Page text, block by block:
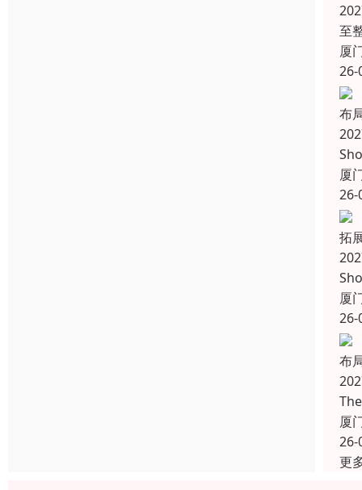
至
厦
26-
布
厦
26-
拓
厦
26-
布
厦
26-
更